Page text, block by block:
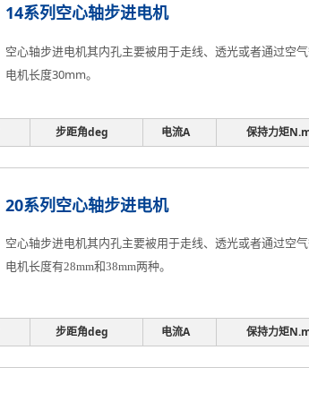
14系列空心轴步进电机
空心轴步进电机其内孔主要被用于走线、透光或者通过空
电机长度30mm。
步距角deg 电流A 保持力矩
20系列空心轴步进电机
空心轴步进电机其内孔主要被用于走线、透光或者通过空
电机长度有28mm和38mm两种。
步距角deg 电流A 保持力矩